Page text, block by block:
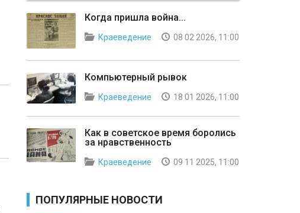
Когда пришла война...
Краеведение 08 02 2026, 11:00
Компьютерный рывок
Краеведение 18 01 2026, 11:00
Как в советское время боролись
за нравственность
Краеведение 09 11 2025, 11:00
ПОПУЛЯРНЫЕ НОВОСТИ